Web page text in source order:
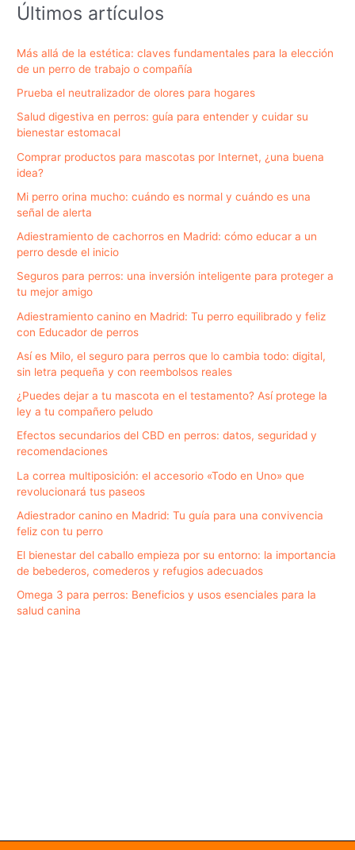
Últimos artículos
Más allá de la estética: claves fundamentales para la elección
de un perro de trabajo o compañía
Prueba el neutralizador de olores para hogares
Salud digestiva en perros: guía para entender y cuidar su
bienestar estomacal
Comprar productos para mascotas por Internet, ¿una buena
idea?
Mi perro orina mucho: cuándo es normal y cuándo es una
señal de alerta
Adiestramiento de cachorros en Madrid: cómo educar a un
perro desde el inicio
Seguros para perros: una inversión inteligente para proteger a
tu mejor amigo
Adiestramiento canino en Madrid: Tu perro equilibrado y feliz
con Educador de perros
Así es Milo, el seguro para perros que lo cambia todo: digital,
sin letra pequeña y con reembolsos reales
¿Puedes dejar a tu mascota en el testamento? Así protege la
ley a tu compañero peludo
Efectos secundarios del CBD en perros: datos, seguridad y
recomendaciones
La correa multiposición: el accesorio «Todo en Uno» que
revolucionará tus paseos
Adiestrador canino en Madrid: Tu guía para una convivencia
feliz con tu perro
El bienestar del caballo empieza por su entorno: la importancia
de bebederos, comederos y refugios adecuados
Omega 3 para perros: Beneficios y usos esenciales para la
salud canina